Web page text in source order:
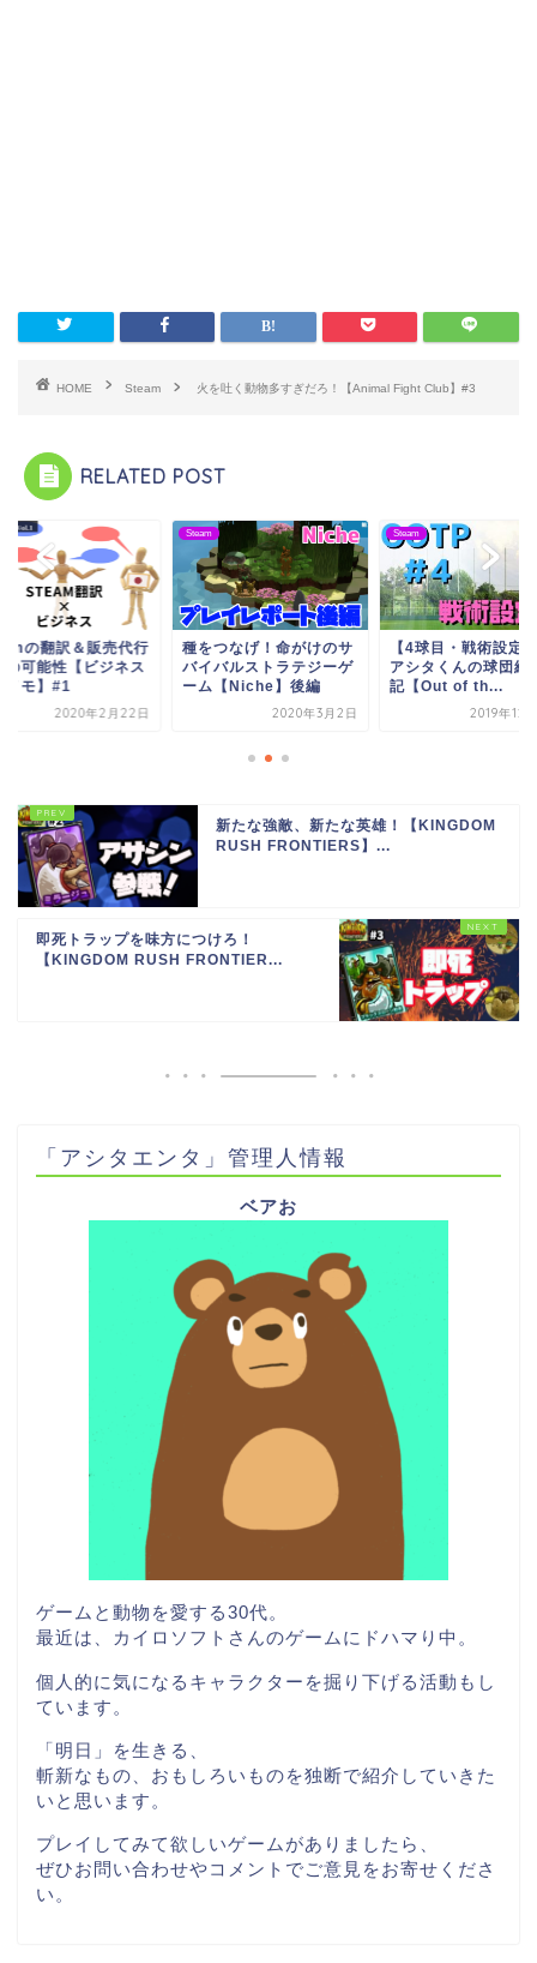
HOME Steam 火を吐く動物多すぎだろ！【Animal Fight Club】#3
RELATED POST
の翻訳＆販売代行
の可能性【ビジネス
メモ】#1
2020年2月22日
Steam
種をつなげ！命がけのサ
バイバルストラテジーゲ
ーム【Niche】後編
2020年3月2日
Steam
【4球目・戦術設定
アシタくんの球団経
記【Out of th...
2019年12
新たな強敵、新たな英雄！【KINGDOM
RUSH FRONTIERS】...
即死トラップを味方につけろ！
【KINGDOM RUSH FRONTIER...
「アシタエンタ」管理人情報
ベアお
ゲームと動物を愛する30代。
最近は、カイロソフトさんのゲームにドハマり中。
個人的に気になるキャラクターを掘り下げる活動もし
ています。
「明日」を生きる、
斬新なもの、おもしろいものを独断で紹介していきた
いと思います。
プレイしてみて欲しいゲームがありましたら、
ぜひお問い合わせやコメントでご意見をお寄せくださ
い。